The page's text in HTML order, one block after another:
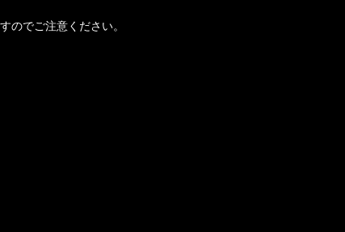
のでご注意ください。